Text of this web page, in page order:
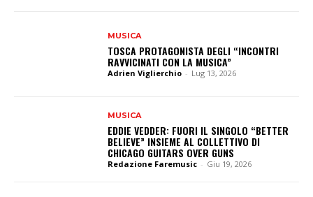
MUSICA
TOSCA PROTAGONISTA DEGLI “INCONTRI
RAVVICINATI CON LA MUSICA”
Adrien Viglierchio - Lug 13, 2026
MUSICA
EDDIE VEDDER: FUORI IL SINGOLO “BETTER
BELIEVE” INSIEME AL COLLETTIVO DI
CHICAGO GUITARS OVER GUNS
Redazione Faremusic - Giu 19, 2026